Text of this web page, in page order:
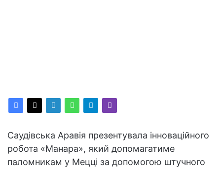
Саудівська Аравія презентувала інноваційного
робота «Манара», який допомагатиме
паломникам у Мецці за допомогою штучного